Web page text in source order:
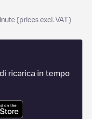
(prices excl. VAT)
ricarica in tempo